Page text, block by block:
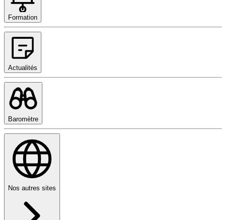
Formation
Actualités
Baromètre
Nos autres sites